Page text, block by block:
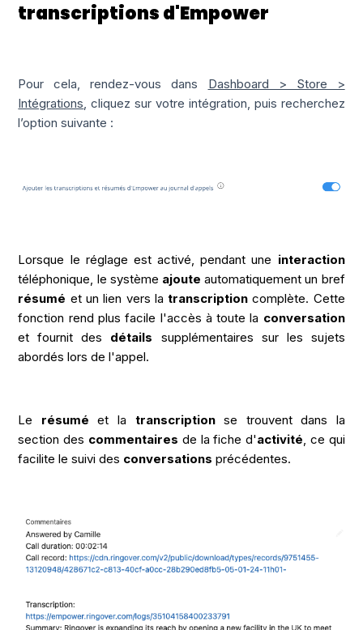
transcriptions d'Empower
Pour cela, rendez-vous dans Dashboard > Store >
Intégrations , cliquez sur votre intégration, puis recherchez
l’option suivante :
Lorsque le réglage est activé, pendant une interaction
téléphonique, le système ajoute automatiquement un bref
résumé et un lien vers latranscription complète. Cette
fonction rend plus facile l'accès à toute la conversation
et fournit des détails supplémentaires sur les sujets
abordés lors de l'appel.
Le résumé et la transcriptionse trouvent dans la
section des commentaires de la fiche d'activité, ce qui
facilite le suivi des conversations précédentes.